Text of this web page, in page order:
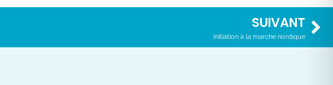
SUIVANT
Initiation à la marche nordique